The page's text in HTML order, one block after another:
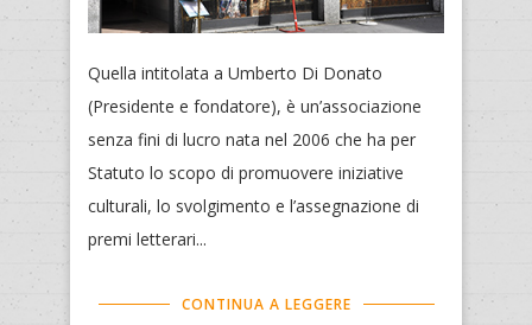
Quella intitolata a Umberto Di Donato
(Presidente e fondatore), è un’associazione
senza fini di lucro nata nel 2006 che ha per
Statuto lo scopo di promuovere iniziative
culturali, lo svolgimento e l’assegnazione di
premi letterari...
CONTINUA A LEGGERE